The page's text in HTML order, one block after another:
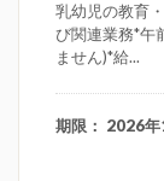
乳幼児の教育
び関連業務*午
ません)*給...
期限： 2026